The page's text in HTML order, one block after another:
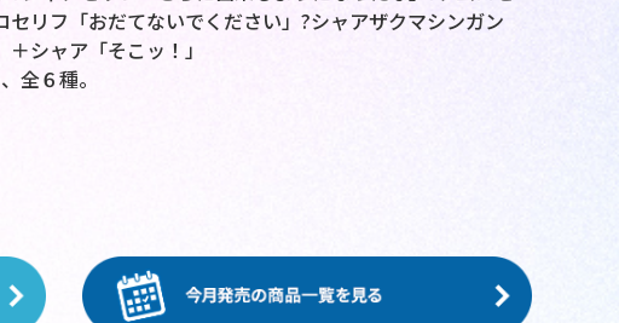
リフ「おだてないでください」?シャアザクマシンガン
シャア「そこッ！」
全６種。